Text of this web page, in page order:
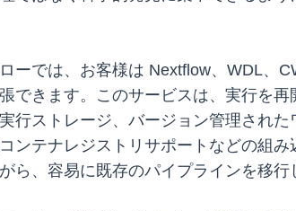
ーでは、お客様は Nextflow、WDL、
できます。このサービスは、実行を
行ストレージ、バージョン管理され
ンテナレジストリサポートなどの組
ら、容易に既存のパイプラインを移